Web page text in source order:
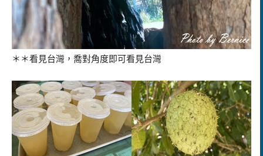
＊＊看見台灣，喬對角度即可看見台灣